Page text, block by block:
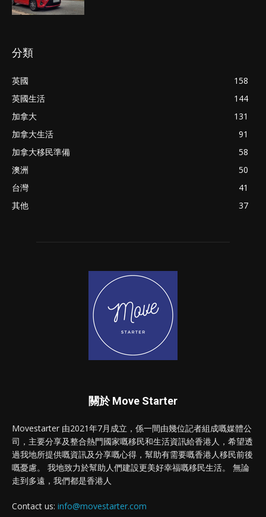
分類
英國
158
英國生活
144
加拿大
131
加拿大生活
91
加拿大移民準備
58
澳洲
50
台灣
41
其他
37
關於 Move Starter
Movestarter 由2021年7月成立，係一間由幾位記者組成嘅媒體公
司，主要分享及整合熱門國家嘅移民和生活資訊給香港人，希望透
過我地所提供嘅資訊及分享嘅心得，幫助有需要嘅香港人移民前後
嘅憂慮。 我地致力於幫助人們建設更美好幸福嘅移民生活。 無論
走到多遠，我們都是香港人
Contact us: info@movestarter.com